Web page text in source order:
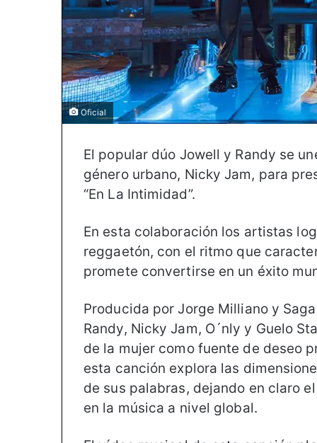
Oficial
El popular dúo Jowell y Randy se
género urbano, Nicky Jam, para
“En La Intimidad”.
En esta colaboración los artistas
reggaetón, con el ritmo que
promete convertirse en un éxito
Producida por Jorge Milliano y
Randy, Nicky Jam, O´nly y Guelo
de la mujer como fuente de deseo
esta canción explora las
de sus palabras, dejando en claro
en la música a nivel global.